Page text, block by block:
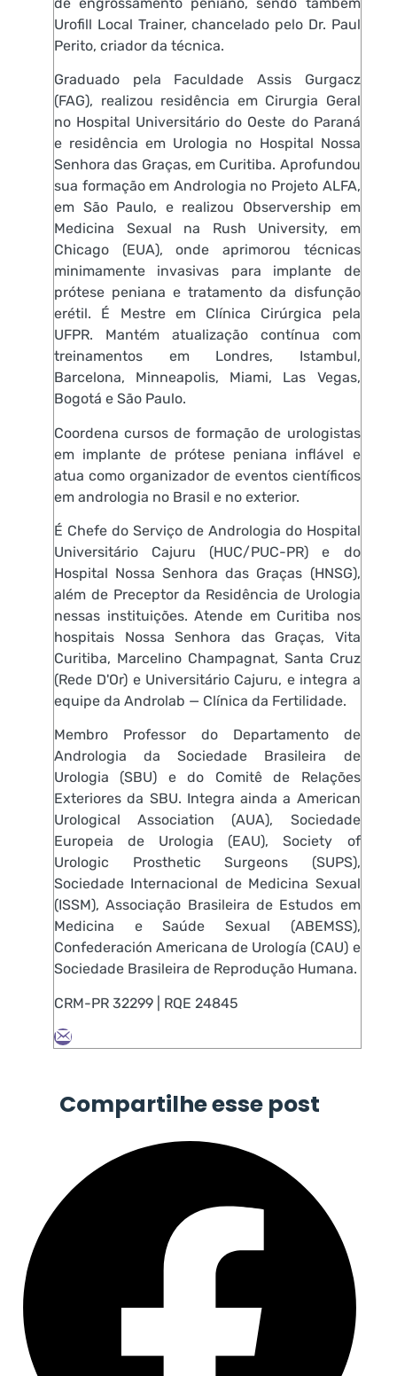
Urofill Local Trainer, chancelado pelo Dr. Paul
Perito, criador da técnica.
Graduado pela Faculdade Assis Gurgacz
(FAG), realizou residência em Cirurgia Geral
no Hospital Universitário do Oeste do Paraná
e residência em Urologia no Hospital Nossa
Senhora das Graças, em Curitiba. Aprofundou
sua formação em Andrologia no Projeto ALFA,
em São Paulo, e realizou Observership em
Medicina Sexual na Rush University, em
Chicago (EUA), onde aprimorou técnicas
minimamente invasivas para implante de
prótese peniana e tratamento da disfunção
erétil. É Mestre em Clínica Cirúrgica pela
UFPR. Mantém atualização contínua com
treinamentos em Londres, Istambul,
Barcelona, Minneapolis, Miami, Las Vegas,
Bogotá e São Paulo.
Coordena cursos de formação de urologistas
em implante de prótese peniana inflável e
atua como organizador de eventos científicos
em andrologia no Brasil e no exterior.
É Chefe do Serviço de Andrologia do Hospital
Universitário Cajuru (HUC/PUC-PR) e do
Hospital Nossa Senhora das Graças (HNSG),
além de Preceptor da Residência de Urologia
nessas instituições. Atende em Curitiba nos
hospitais Nossa Senhora das Graças, Vita
Curitiba, Marcelino Champagnat, Santa Cruz
(Rede D'Or) e Universitário Cajuru, e integra a
equipe da Androlab — Clínica da Fertilidade.
Membro Professor do Departamento de
Andrologia da Sociedade Brasileira de
Urologia (SBU) e do Comitê de Relações
Exteriores da SBU. Integra ainda a American
Urological Association (AUA), Sociedade
Europeia de Urologia (EAU), Society of
Urologic Prosthetic Surgeons (SUPS),
Sociedade Internacional de Medicina Sexual
(ISSM), Associação Brasileira de Estudos em
Medicina e Saúde Sexual (ABEMSS),
Confederación Americana de Urología (CAU) e
Sociedade Brasileira de Reprodução Humana.
CRM-PR 32299 | RQE 24845
Compartilhe esse post